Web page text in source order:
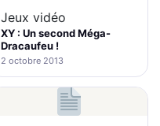
Jeux vidéo
XY : Un second Méga-
Dracaufeu !
2 octobre 2013